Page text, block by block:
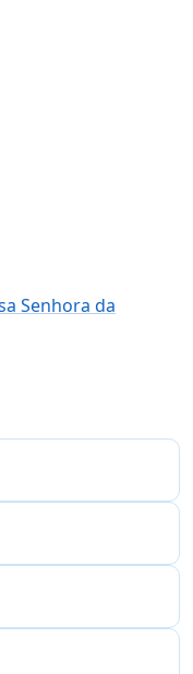
Senhora da